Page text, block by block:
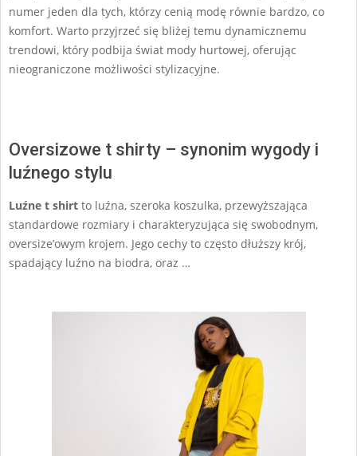
numer jeden dla tych, którzy cenią modę równie bardzo, co
komfort. Warto przyjrzeć się bliżej temu dynamicznemu
trendowi, który podbija świat mody hurtowej, oferując
nieograniczone możliwości stylizacyjne.
Oversizowe t shirty – synonim wygody i
luźnego stylu
Luźne t shirt to luźna, szeroka koszulka, przewyższająca
standardowe rozmiary i charakteryzująca się swobodnym,
oversize’owym krojem. Jego cechy to często dłuższy krój,
spadający luźno na biodra, oraz …